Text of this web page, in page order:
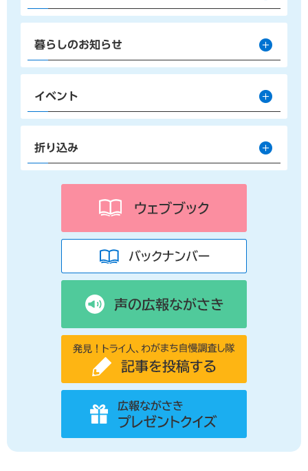
暮らしのお知らせ
イベント
折り込み